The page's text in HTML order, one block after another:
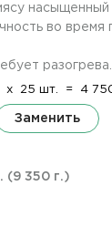
насыщенный
во время
разогрева.
x 25 шт. = 4
Заменить
(9 350 г.)